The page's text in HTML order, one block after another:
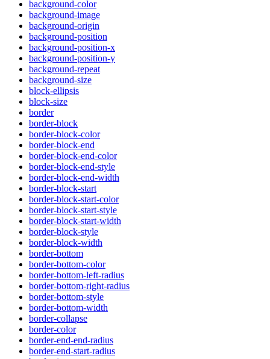
background-color
background-image
background-origin
background-position
background-position-x
background-position-y
background-repeat
background-size
block-ellipsis
block-size
border
border-block
border-block-color
border-block-end
border-block-end-color
border-block-end-style
border-block-end-width
border-block-start
border-block-start-color
border-block-start-style
border-block-start-width
border-block-style
border-block-width
border-bottom
border-bottom-color
border-bottom-left-radius
border-bottom-right-radius
border-bottom-style
border-bottom-width
border-collapse
border-color
border-end-end-radius
border-end-start-radius